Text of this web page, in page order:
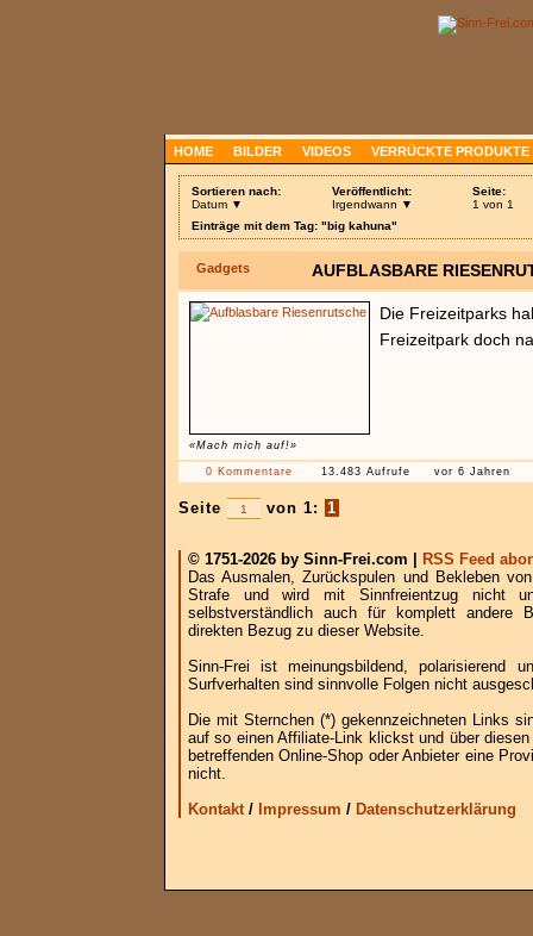
HOME BILDER VIDEOS VERRÜCKTE PRODUKTE
Sortieren nach:
Datum ▼
Veröffentlicht:
Irgendwann ▼
Seite:
1 von 1
Einträge mit dem Tag: "big kahuna"
Gadgets AUFBLASBARE
«Mach mich auf!»
Die Freizeitparks
Freizeitpark doch
0 Kommentare 13.483 Aufrufe vor 6 Jahren
Seite von 1: 1
© 1751-2026 by Sinn-Frei.com |
RSS Feed
Das Ausmalen, Zurückspulen und Bekleben
Strafe und wird mit Sinnfreientzug nicht
selbstverständlich auch für komplett andere
direkten Bezug zu dieser Website.
Sinn-Frei ist meinungsbildend, polarisierend
Surfverhalten sind sinnvolle Folgen nicht
Die mit Sternchen (*) gekennzeichneten Links
auf so einen Affiliate-Link klickst und über
betreffenden Online-Shop oder Anbieter eine
nicht.
Kontakt/ Impressum / Datenschutzerklärung